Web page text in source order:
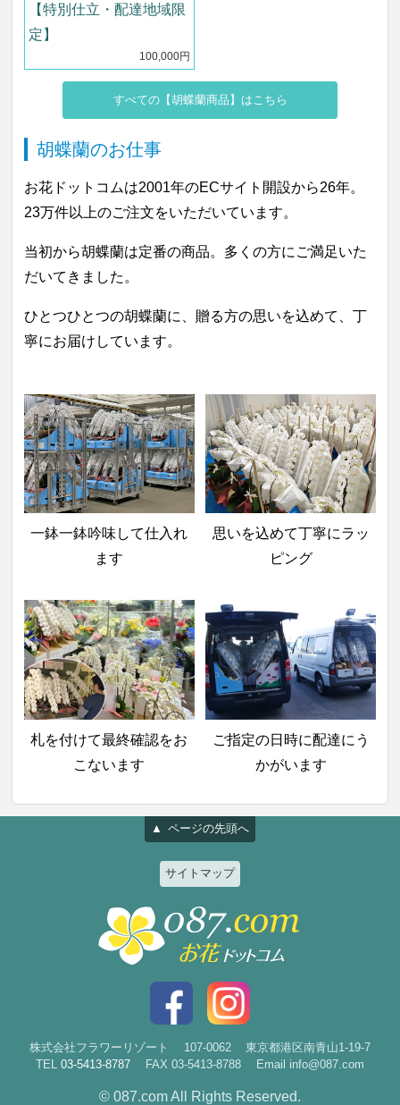
【特別仕立・配達地域限
定】
100,000円
すべての【胡蝶蘭商品】はこちら
胡蝶蘭のお仕事
お花ドットコムは2001年のECサイト開設から26年。
23万件以上のご注文をいただいています。
当初から胡蝶蘭は定番の商品。多くの方にご満足いた
だいてきました。
ひとつひとつの胡蝶蘭に、贈る方の思いを込めて、丁
寧にお届けしています。
一鉢一鉢吟味して仕入れ
ます
思いを込めて丁寧にラッ
ピング
札を付けて最終確認をお
こないます
ご指定の日時に配達にう
かがいます
ページの先頭へ
サイトマップ
特集
2026ひまわりと夏の花特集
お祝い花特集～開店・移転・就
花束
アレンジ
個人のお客様
結婚記念日
入社・退職
結婚
出産
新築・引越
お見舞い
株式会社フラワーリゾート 107-0062
東京都港区南青山1-19-7
TEL03-5413-8787 FAX 03-5413-8788 Email info@087.com
© 087.com All Rights Reserved.